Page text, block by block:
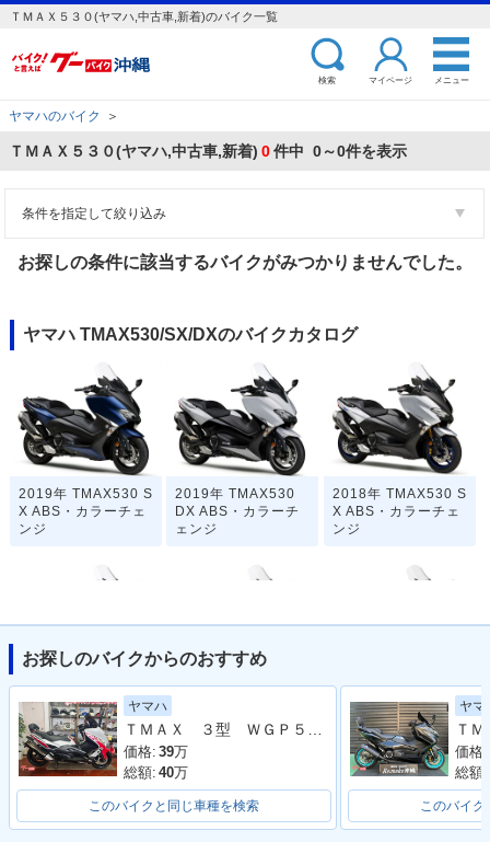
ＴＭＡＸ５３０(ヤマハ,中古車,新着)のバイク一覧
検索 マイページ メニュー
ヤマハのバイク ＞
ＴＭＡＸ５３０(ヤマハ,中古車,新着) 0件中 0～0件を表示
条件を指定して絞り込み
お探しの条件に該当するバイクがみつかりませんでした。
ヤマハ TMAX530/SX/DXのバイクカタログ
2019年 TMAX530 S
X ABS・カラーチェ
ンジ
2019年 TMAX530
DX ABS・カラーチ
ェンジ
2018年 TMAX530 S
X ABS・カラーチェ
ンジ
2018年 TMAX530
DX ABS・カラーチ
ェンジ
チェンジ
DX ABS・フルモデ
ルチェンジ
お探しのバイクからのおすすめ
ヤマハ
ＴＭＡＸ ３型 ＷＧＰ５０ｔｈ Ａｎｎｉｖｅｒｓａｒｙ Ｅｄｉｔｉｏｎ リアＢＯＸ＆バックレスト ＥＴＣ
価格: 39万
総額: 40万
このバイクと同じ車種を検索
ヤマ
価格:
総額:
このバイク